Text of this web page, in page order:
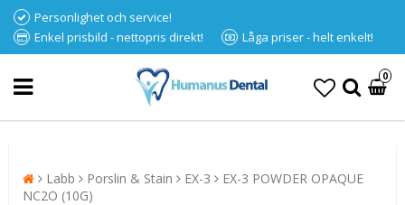
Personlighet och service!
Enkel prisbild - nettopris direkt!
Låga priser - helt enkelt!
0
Labb Porslin & Stain EX-3
EX-3 POWDER OPAQUE
NC2O (10G)